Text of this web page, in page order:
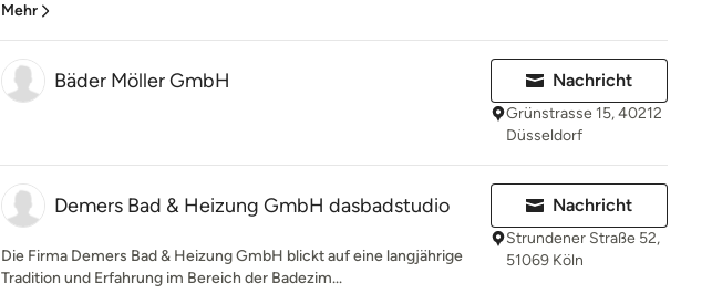
Mehr
Bäder Möller GmbH Nachricht
Grünstrasse 15, 40212
Düsseldorf
Demers Bad & Heizung GmbH dasbadstudio
Die Firma Demers Bad & Heizung GmbH blickt auf eine langjährige
Tradition und Erfahrung im Bereich der Badezim...
Nachricht
Strundener Straße 52,
51069 Köln